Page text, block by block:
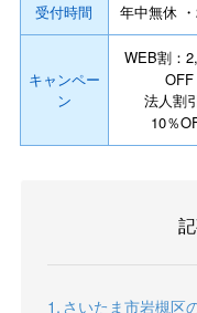
受付時間 年中無休
キャンペー
ン
WEB割：
OFF
法人割
10％
さいたま市岩槻区